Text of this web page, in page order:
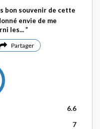
bon souvenir de cette
envie de me
les...
Partager
6.6
7